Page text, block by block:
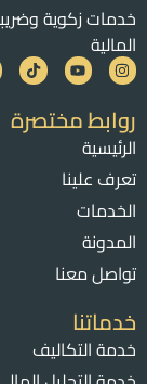
خدمات زكوية
المالية
روابط مختصرة
الرئيسية
تعرف علينا
الخدمات
المدونة
تواصل معنا
خدماتنا
خدمة التكاليف